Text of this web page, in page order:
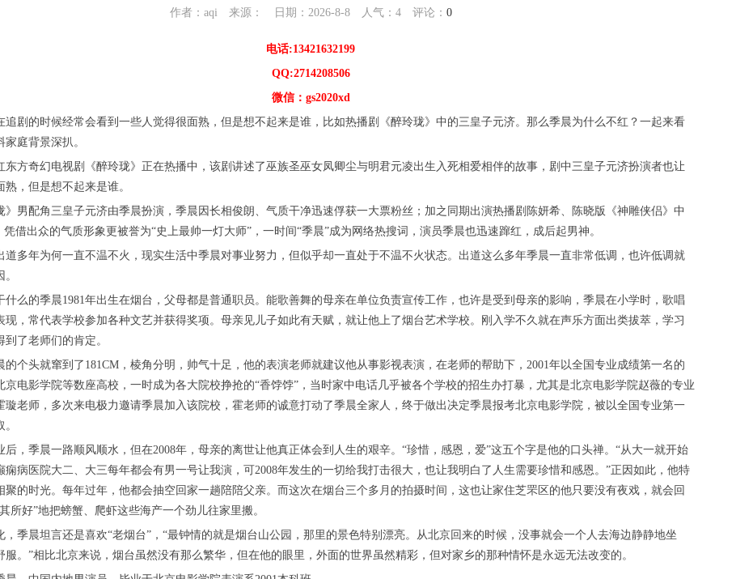
作者：aqi 来源： 日期：2026-8-8 人气： 4评论： 0
电话:13421632199
QQ:2714208506
微信：gs2020xd
追剧的时候经常会看到一些人觉得很面熟，但是想不起来是谁，比如热播剧《醉玲珑》中的三皇子元济。那么季晨为什么不红？一起来看
庭背景深扒。
东方奇幻电视剧《醉玲珑》正在热播中，该剧讲述了巫族圣巫女凤卿尘与明君元凌出生入死相爱相伴的故事，剧中三皇子元济扮演者也让
，但是想不起来是谁。
》男配角三皇子元济由季晨扮演，季晨因长相俊朗、气质干净迅速俘获一大票粉丝；加之同期出演热播剧陈妍希、陈晓版《神雕侠侣》中
凭借出众的气质形象更被誉为“史上最帅一灯大师”，一时间“季晨”成为网络热搜词，演员季晨也迅速蹿红，成后起男神。
道多年为何一直不温不火，现实生活中季晨对事业努力，但似乎却一直处于不温不火状态。出道这么多年季晨一直非常低调，也许低调就
什么的季晨1981年出生在烟台，父母都是普通职员。能歌善舞的母亲在单位负责宣传工作，也许是受到母亲的影响，季晨在小学时，歌唱
现，常代表学校参加各种文艺并获得奖项。母亲见儿子如此有天赋，就让他上了烟台艺术学校。刚入学不久就在声乐方面出类拔萃，学习
了老师们的肯定。
的个头就窜到了181CM，棱角分明，帅气十足，他的表演老师就建议他从事影视表演，在老师的帮助下，2001年以全国专业成绩第一名的
京电影学院等数座高校，一时成为各大院校挣抢的“香饽饽”，当时家中电话几乎被各个学校的招生办打暴，尤其是北京电影学院赵薇的专业
璇老师，多次来电极力邀请季晨加入该院校，霍老师的诚意打动了季晨全家人，终于做出决定季晨报考北京电影学院，被以全国专业第一
后，季晨一路顺风顺水，但在2008年，母亲的离世让他真正体会到人生的艰辛。“珍惜，感恩，爱”这五个字是他的口头禅。“从大一就开始
痫病医院大二、大三每年都会有男一号让我演，可2008年发生的一切给我打击很大，也让我明白了人生需要珍惜和感恩。”正因如此，他特
聚的时光。每年过年，他都会抽空回家一趟陪陪父亲。而这次在烟台三个多月的拍摄时间，这也让家住芝罘区的他只要没有夜戏，就会回
所好”地把螃蟹、爬虾这些海产一个劲儿往家里搬。
，季晨坦言还是喜欢“老烟台”，“最钟情的就是烟台山公园，那里的景色特别漂亮。从北京回来的时候，没事就会一个人去海边静静地坐
服。”相比北京来说，烟台虽然没有那么繁华，但在他的眼里，外面的世界虽然精彩，但对家乡的那种情怀是永远无法改变的。